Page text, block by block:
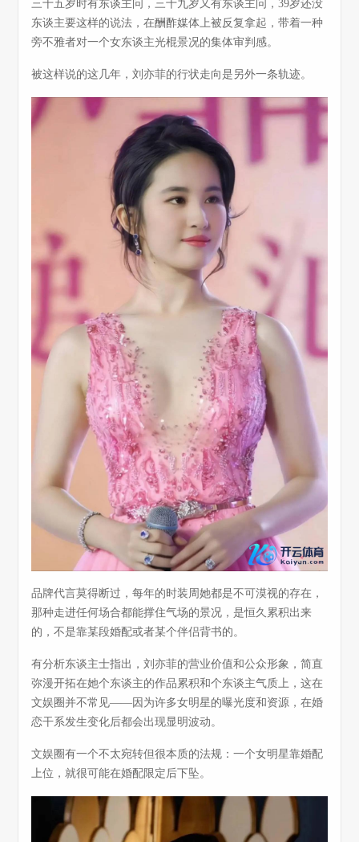
三十五岁时有东谈主问，三十九岁又有东谈主问，39岁还没
东谈主要这样的说法，在酬酢媒体上被反复拿起，带着一种
旁不雅者对一个女东谈主光棍景况的集体审判感。
被这样说的这几年，刘亦菲的行状走向是另外一条轨迹。
品牌代言莫得断过，每年的时装周她都是不可漠视的存在，
那种走进任何场合都能撑住气场的景况，是恒久累积出来
的，不是靠某段婚配或者某个伴侣背书的。
有分析东谈主士指出，刘亦菲的营业价值和公众形象，简直
弥漫开拓在她个东谈主的作品累积和个东谈主气质上，这在
文娱圈并不常见——因为许多女明星的曝光度和资源，在婚
恋干系发生变化后都会出现显明波动。
文娱圈有一个不太宛转但很本质的法规：一个女明星靠婚配
上位，就很可能在婚配限定后下坠。